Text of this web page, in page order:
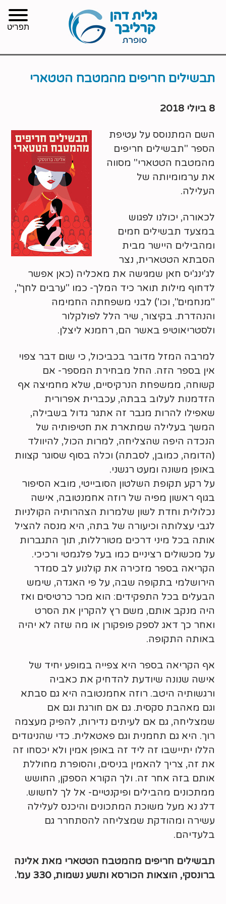
תבשילים חריפים מהמטבח הטטארי
8 ביולי 2018
השם המתנוסס על עטיפת
הספר "תבשילים חריפים
מהמטבח הטטארי" מסווה
את ערמומיותה של
העלילה.
לכאורה, יכולנו לפגוש
במצעד תבשילים חמים
ומהבילים היישר מבית
הסבתא הטטארית, נצר
לג'ינג'יס חאן שמגישה את מאכליה (כאן אפשר
לדחוף מילות תואר כיד המלך- כמו "ערבים לחך",
"מנחמים", וכו') לבני משפחתה החמימה
והנהדרת. בקיצור, שיר הלל לפולקלור
ולסטריאוטיפ באשר הם, רחמנא ליצלן.
למרבה המזל מדובר בכביכול, כי שום דבר צפוי
אין בספר הזה. החל מבחירת המספר- אם
קשוחה, ממשפחת הנרקיסיים, שלא מחמיצה אף
הזדמנות לעלוב בבתה, עכברית אפרורית
שאפילו להרות מגבר זה אתגר גדול בשבילה,
המשך בעלילה שמתארת את חטיפותיה של
הנכדה היפה שהצליחה, למרות הכול, להיוולד
(הדומה, כמובן, לסבתה) וכלה בסוף שסוגר קצוות
באופן משונה ומעט רגשני.
על רקע תקופת השלטון הסובייטי, מובא הסיפור
בגוף ראשון מפיה של רוזה אחמנטובה, אישה
נכלולית וחדת לשון שלמרות הצהרותיה הקולניות
לגבי עצלותה וכיעורה של בתה, היא מנסה להציל
אותה בכל מיני דרכים מטורללות, תוך התגברות
על מכשולים רציניים כמו בעל פלגמטי ורכיכי.
הקריאה בספר מזכירה את קולנוע לב סמדר
הירושלמי בתקופה שבה, על פי האגדה, שימש
הבעלים בכל התפקידים: הוא מכר כרטיסים ואז
היה מנקב אותם, משם רץ להקרין את הסרט
ואחר כך דאג לספק פופקורן או מה שזה לא יהיה
באותה התקופה.
אף הקריאה בספר היא צפייה במופע יחיד של
אישה שנונה שיודעת להדחיק את כאביה
ורגשותיה היטב. רוזה אחמנטובה היא גם סבתא
וגם מאהבת סקסית. גם אם חורגת וגם אם
שמצליחה, גם אם לעיתים נדירות, להפיק מעצמה
רוך. היא גם תחמנית וגם פאטאלית. כדי שהניגודים
הללו יתיישבו זה ליד זה באופן אמין ולא יכסחו זה
את זה, צריך להאמין בניסים, והסופרת מחוללת
אותם בזה אחר זה. ולך הקורא הספקן, החושש
ממתכונים מהבילים ופיקנטיים- אל לך לחשוש.
דלג נא מעל משוכת המתכונים והיכנס לעלילה
עשירה ומהודקת שמצליחה להסתחרר גם
בלעדיהם.
תבשילים חריפים מהמטבח הטטארי מאת אלינה
ברונסקי, הוצאות הכורסא ותשע נשמות, 330 עמ'.
תפריט